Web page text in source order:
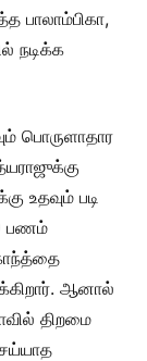
பாலாம்பிகா,
நடிக்க
பொருளாதார
உதவும் படி
பணம்
ஆனால்
திறமை